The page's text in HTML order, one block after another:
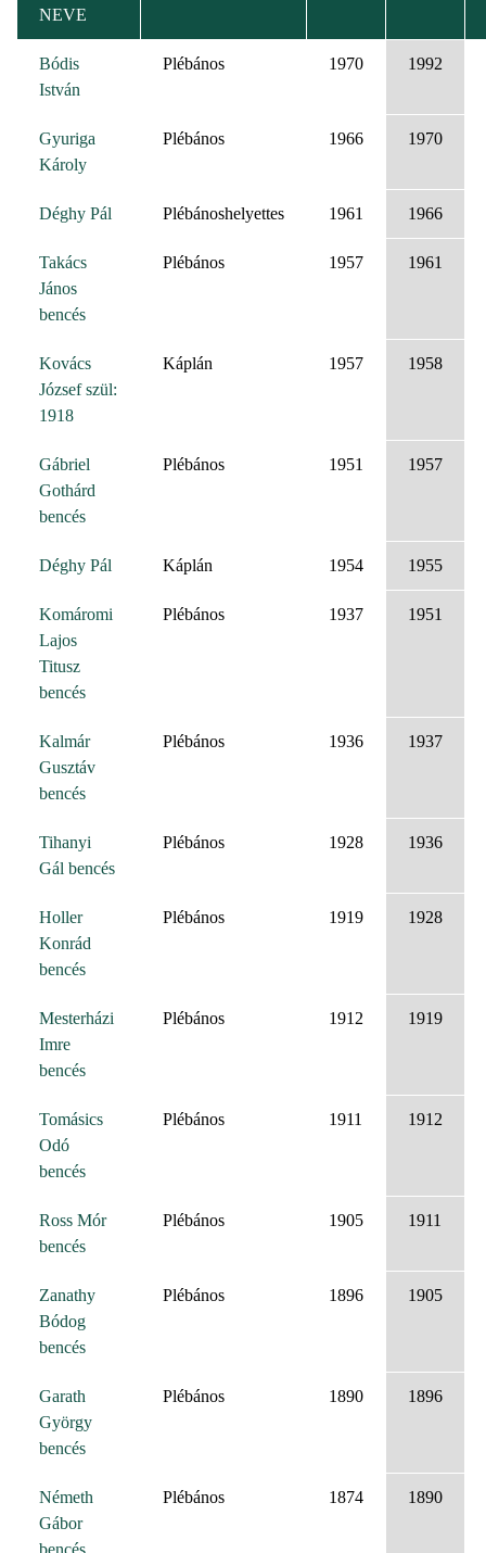
NEVE
Bódis
István
Plébános 1970 1992
Gyuriga
Károly
Plébános 1966 1970
Déghy Pál Plébánoshelyettes 1961 1966
Takács
János
bencés
Plébános 1957 1961
Kovács
József szül:
1918
Káplán 1957 1958
Gábriel
Gothárd
bencés
Plébános 1951 1957
Déghy Pál Káplán 1954 1955
Komáromi
Lajos
Titusz
bencés
Plébános 1937 1951
Kalmár
Gusztáv
bencés
Plébános 1936 1937
Tihanyi
Gál bencés
Plébános 1928 1936
Holler
Konrád
bencés
Plébános 1919 1928
Mesterházi
Imre
bencés
Plébános 1912 1919
Tomásics
Odó
bencés
Plébános 1911 1912
Ross Mór
bencés
Plébános 1905 1911
Zanathy
Bódog
bencés
Plébános 1896 1905
Garath
György
bencés
Plébános 1890 1896
Németh
Gábor
bencés
Plébános 1874 1890